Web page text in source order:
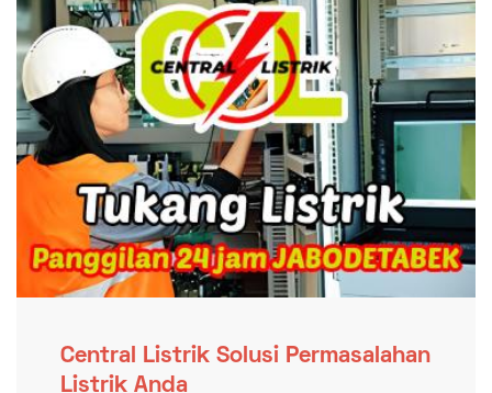
Central Listrik Solusi Permasalahan
Listrik Anda